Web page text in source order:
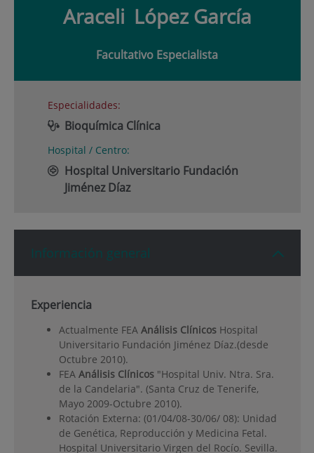
Araceli López García
Facultativo Especialista
Especialidades:
Bioquímica Clínica
Hospital / Centro:
Hospital Universitario Fundación
Jiménez Díaz
Información general
Experiencia
Actualmente FEA Análisis Clínicos Hospital
Universitario Fundación Jiménez Díaz.(desde
Octubre 2010).
FEA Análisis Clínicos "Hospital Univ. Ntra. Sra.
de la Candelaria". (Santa Cruz de Tenerife,
Mayo 2009-Octubre 2010).
Rotación Externa: (01/04/08-30/06/ 08): Unidad
de Genética, Reproducción y Medicina Fetal.
Hospital Universitario Virgen del Rocío. Sevilla.